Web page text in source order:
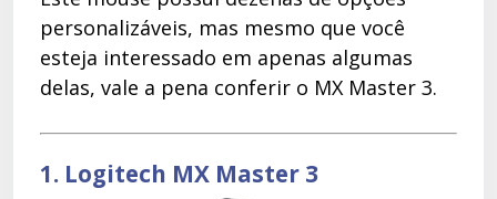
personalizáveis, mas mesmo que você
esteja interessado em apenas algumas
delas, vale a pena conferir o MX Master 3.
1. Logitech MX Master 3